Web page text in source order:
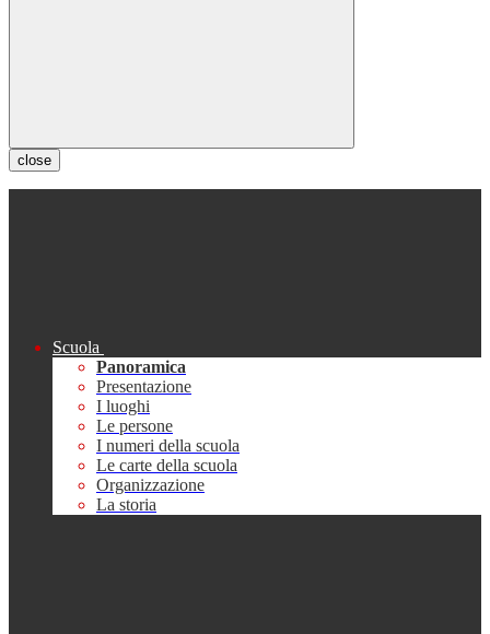
close
Scuola
Panoramica
Presentazione
I luoghi
Le persone
I numeri della scuola
Le carte della scuola
Organizzazione
La storia